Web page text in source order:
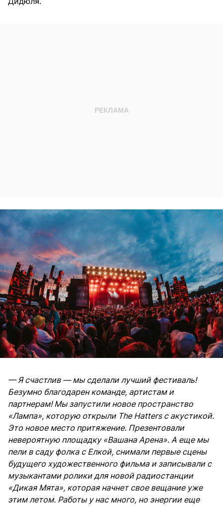
— Я счастлив — мы сделали лучший фестиваль!
Безумно благодарен команде, артистам и
партнерам! Мы запустили новое пространство
«Лампа», которую открыли The Hatters с акустикой.
Это новое место притяжение. Презентовали
невероятную площадку «Вашана Арена». А еще мы
пели в саду фолка с Елкой, снимали первые сцены
будущего художественного фильма и записывали с
музыкантами ролики для новой радиостанции
«Дикая Мята», которая начнет свое вещание уже
этим летом. Работы у нас много, но энергии еще